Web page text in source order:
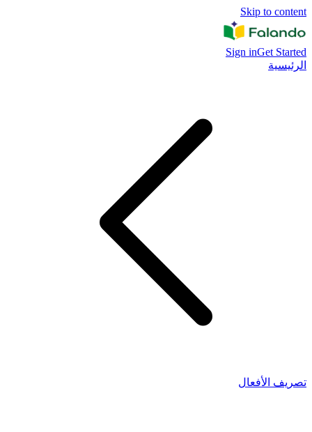
Skip to content
Sign inGet Started
الرئيسية
تصريف الأفعال